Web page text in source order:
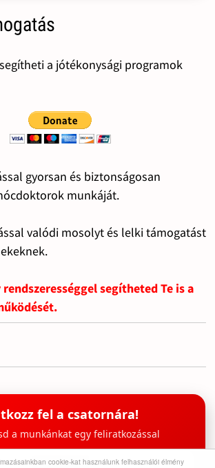
cookie-kat használunk felhasználói élmény
a jótékonysági programok
gyorsan és biztonságosan
munkáját.
valódi mosolyt és lelki támogatást
segítheted Te is a
fel a csatornára!
a munkánkat egy feliratkozással